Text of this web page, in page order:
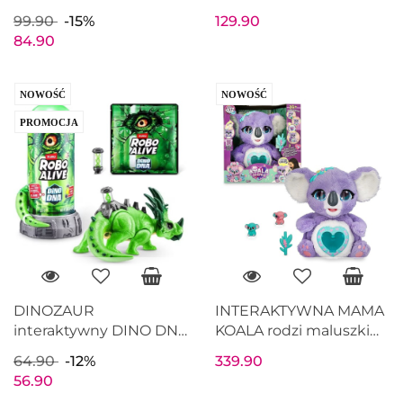
99.90
-15%
84.90
przytulanka
129.90
NOWOŚĆ
PROMOCJA
DINOZAUR
interaktywny DINO DNA
figurka
64.90
-12%
56.90
NOWOŚĆ
INTERAKTYWNA MAMA
KOALA rodzi maluszki
339.90